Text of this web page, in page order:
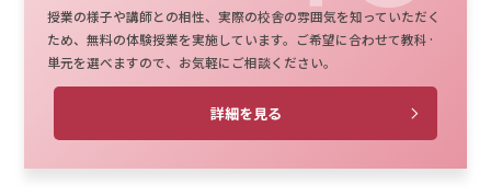
授業の様子や講師との相性、実際の校舎の雰囲気を知っていただく
ため、無料の体験授業を実施しています。ご希望に合わせて教科·
単元を選べますので、お気軽にご相談ください。
詳細を見る